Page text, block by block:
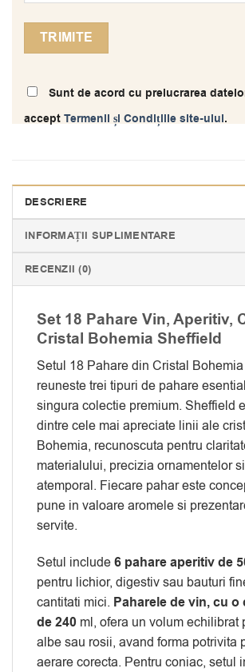
Sunt de acord cu prelucrarea
acceptTermenii și Condițiile site-ului.
DESCRIERE
INFORMAȚII SUPLIMENTARE
RECENZII (0)
Set 18 Pahare Vin, Aperitiv,
Cristal Bohemia Sheffield
Setul 18 Pahare din Cristal
reuneste trei tipuri de pahare
singura colectie premium. Sheffield
dintre cele mai apreciate linii ale
Bohemia, recunoscuta pentru
materialului, precizia ornamentelor
atemporal. Fiecare pahar este
pune in valoare aromele si
servite.
Setul include6 pahare aperitiv de
pentru lichior, digestiv sau bauturi
cantitati mici. Paharele de vin, cu o
de 240 ml, ofera un volum echilibrat
albe sau rosii, avand forma potrivita
aerare corecta. Pentru coniac, setul